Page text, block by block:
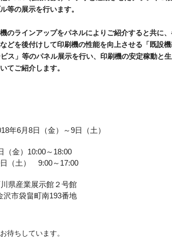
等の展示を行います。
のラインアップをパネルによりご紹介すると共に
どを後付けして印刷機の性能を向上させる「既設機
ビス」等のパネル展示を行い、印刷機の安定稼動と
てご紹介します。
6月8日（金）～9日（土）
（金）10:00～18:00
） 9:00～17:00
産業展示館２号館
畠町南193番地
待ちしています。